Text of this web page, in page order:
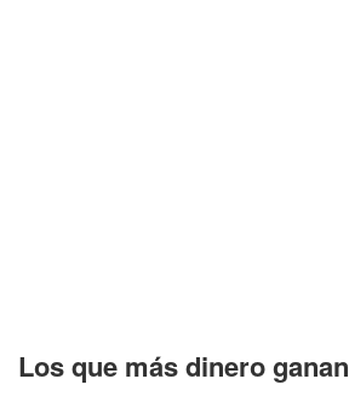
Los que más dinero ganan